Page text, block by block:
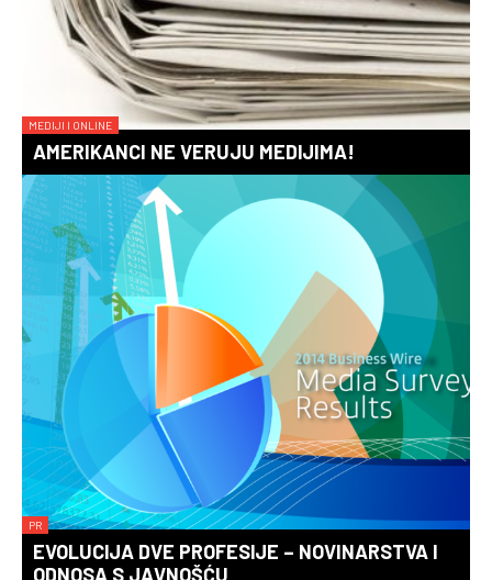
MEDIJI I ONLINE
AMERIKANCI NE VERUJU MEDIJIMA!
PR
EVOLUCIJA DVE PROFESIJE – NOVINARSTVA I
ODNOSA S JAVNOŠĆU